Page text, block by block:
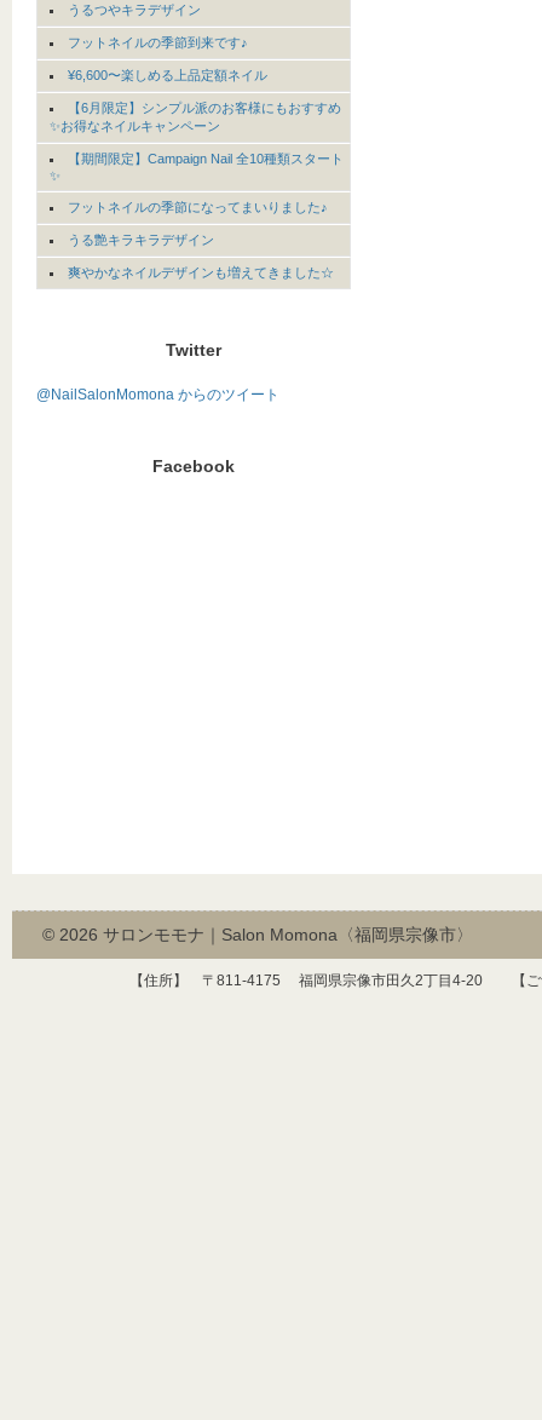
うるつやキラデザイン
フットネイルの季節到来です♪
¥6,600〜楽しめる上品定額ネイル
【6月限定】シンプル派のお客様にもおすすめ
✨お得なネイルキャンペーン
【期間限定】Campaign Nail 全10種類スタート
✨
フットネイルの季節になってまいりました♪
うる艶キラキラデザイン
爽やかなネイルデザインも増えてきました☆
Twitter
@NailSalonMomona からのツイート
Facebook
© 2026 サロンモモナ｜Salon Momona〈福岡県宗像市〉
【住所】 〒 811-4175 福岡県宗像市田久2丁目 4-20 【ご